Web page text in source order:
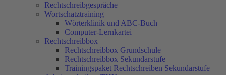
Rechtschreibgespräche
Wortschatztraining
Wörterklinik und ABC-Buch
Computer-Lernkartei
Rechtschreibbox
Rechtschreibbox Grundschule
Rechtschreibbox Sekundarstufe
Trainingspaket Rechtschreiben Sekundarstufe